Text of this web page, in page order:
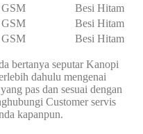
GSM
Besi Hitam
Besi Hitam
Besi Hitam
bertanya seputar Kanopi
dahulu mengenai
pas dan sesuai dengan
Customer servis
kapanpun.